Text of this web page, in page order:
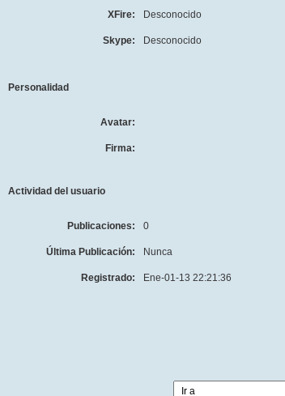
XFire: Desconocido
Skype: Desconocido
Personalidad
Avatar:
Firma:
Actividad del usuario
Publicaciones: 0
Última Publicación: Nunca
Registrado: Ene-01-13 22:21:36